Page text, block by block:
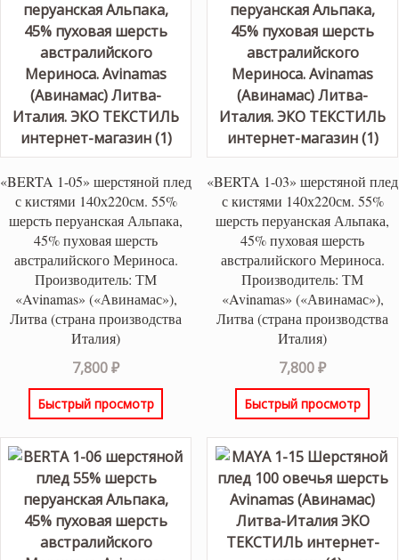
«BERTA 1-05» шерстяной плед
с кистями 140х220см. 55%
шерсть перуанская Альпака,
45% пуховая шерсть
австралийского Мериноса.
Производитель: ТМ
«Avinamas» («Авинамас»),
Литва (страна производства
Италия)
7,800₽
Быстрый просмотр
«BERTA 1-03» шерстяной плед
с кистями 140х220см. 55%
шерсть перуанская Альпака,
45% пуховая шерсть
австралийского Мериноса.
Производитель: ТМ
«Avinamas» («Авинамас»),
Литва (страна производства
Италия)
7,800₽
Быстрый просмотр